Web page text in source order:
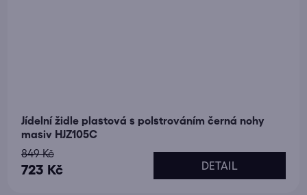
Jídelní židle plastová s polstrováním černá nohy
masiv HJZ105C
723 Kč
849 Kč
DETAIL